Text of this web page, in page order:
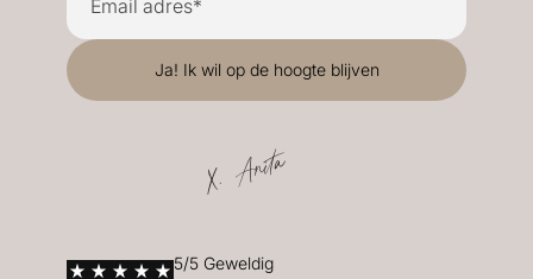
X. Anita
5/5 Geweldig